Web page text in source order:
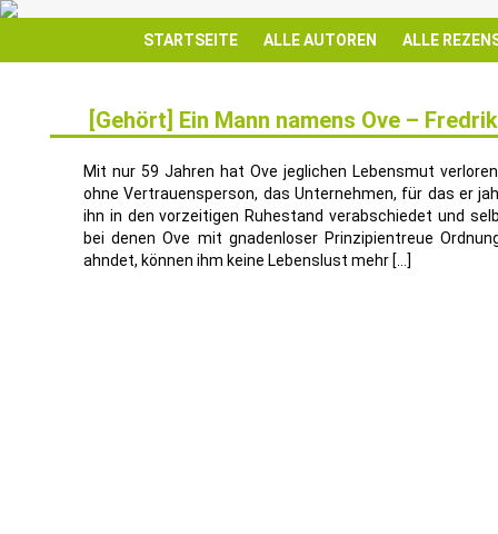
STARTSEITE ALLE AUTOREN ALLE
[Gehört] Ein Mann namens Ove –
Mit nur 59 Jahren hat Ove jeglichen Lebensmut
ohne Vertrauensperson, das Unternehmen, für das er
ihn in den vorzeitigen Ruhestand verabschiedet und
bei denen Ove mit gnadenloser Prinzipientreue
ahndet, können ihm keine Lebenslust mehr […]